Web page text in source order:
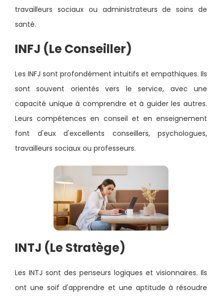
travailleurs sociaux ou administrateurs de soins de
santé.
INFJ (Le Conseiller)
Les INFJ sont profondément intuitifs et empathiques. Ils
sont souvent orientés vers le service, avec une
capacité unique à comprendre et à guider les autres.
Leurs compétences en conseil et en enseignement
font d'eux d'excellents conseillers, psychologues,
travailleurs sociaux ou professeurs.
INTJ (Le Stratège)
Les INTJ sont des penseurs logiques et visionnaires. Ils
ont une soif d'apprendre et une aptitude à résoudre